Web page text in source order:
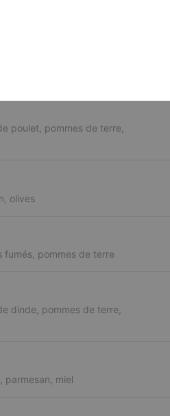
poulet, pommes de terre,
olives
fumés, pommes de terre
dinde, pommes de terre,
parmesan, miel